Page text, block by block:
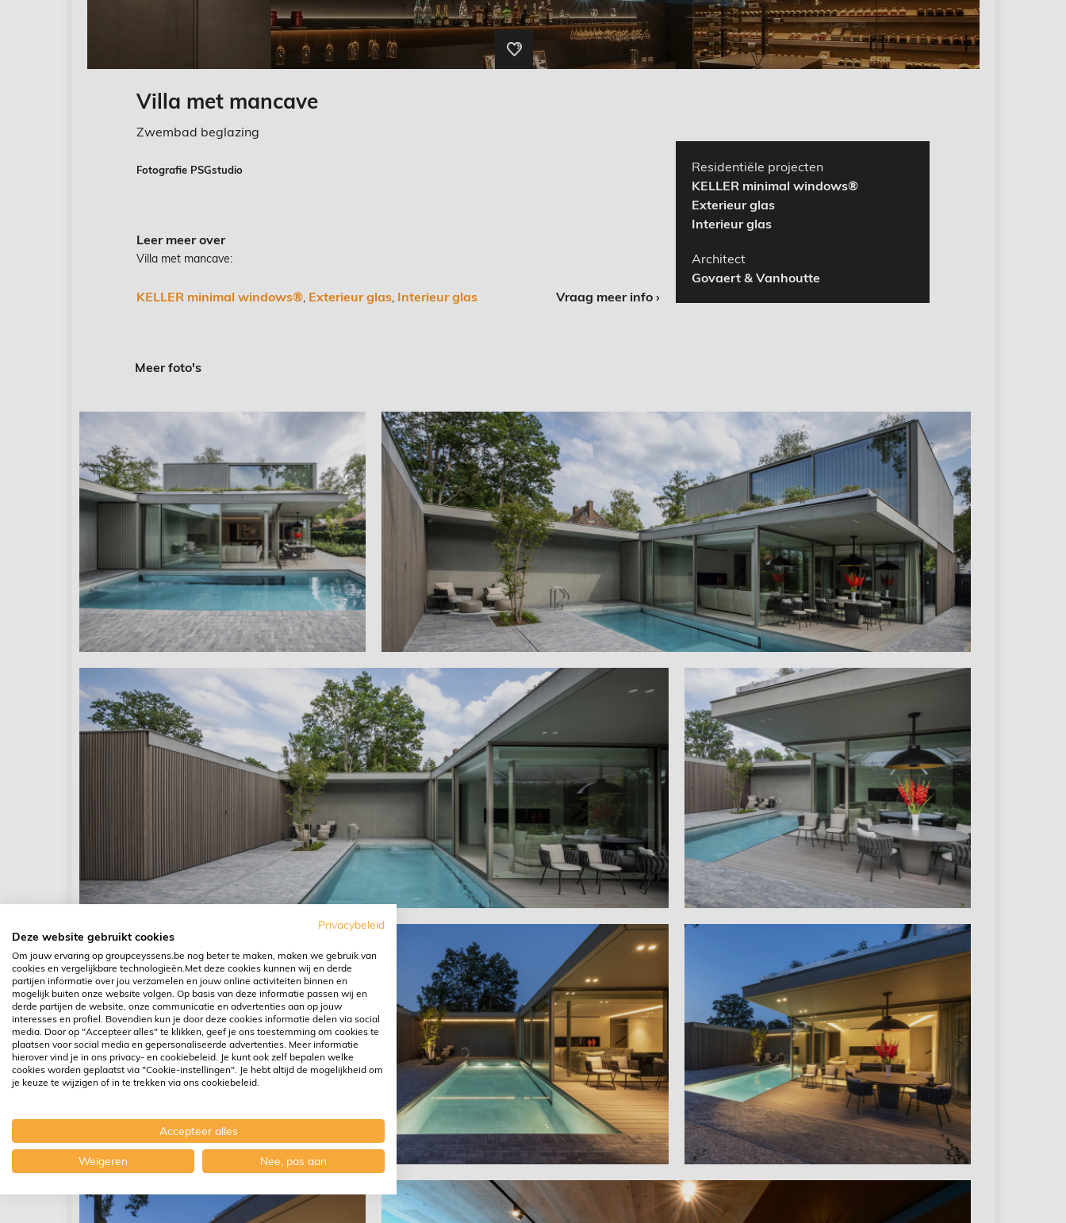
Villa met mancave
Zwembad beglazing
Fotografie PSGstudio
Leer meer over
Villa met mancave:
KELLER minimal windows®, Exterieur glas, Interieur glas Vraag meer info ›
Residentiële projecten
KELLER minimal windows®
Exterieur glas
Interieur glas
Architect
Govaert & Vanhoutte
Meer foto's
Privacybeleid
Deze website gebruikt cookies
Om jouw ervaring op groupceyssens.be nog beter te maken, maken we gebruik van
cookies en vergelijkbare technologieën.Met deze cookies kunnen wij en derde
partijen informatie over jou verzamelen en jouw online activiteiten binnen en
mogelijk buiten onze website volgen. Op basis van deze informatie passen wij en
derde partijen de website, onze communicatie en advertenties aan op jouw
interesses en profiel. Bovendien kun je door deze cookies informatie delen via social
media. Door op "Accepteer alles" te klikken, geef je ons toestemming om cookies te
plaatsen voor social media en gepersonaliseerde advertenties. Meer informatie
hierover vind je in ons privacy- en cookiebeleid. Je kunt ook zelf bepalen welke
cookies worden geplaatst via "Cookie-instellingen". Je hebt altijd de mogelijkheid om
je keuze te wijzigen of in te trekken via ons cookiebeleid.
Accepteer alles
Weigeren Nee, pas aan